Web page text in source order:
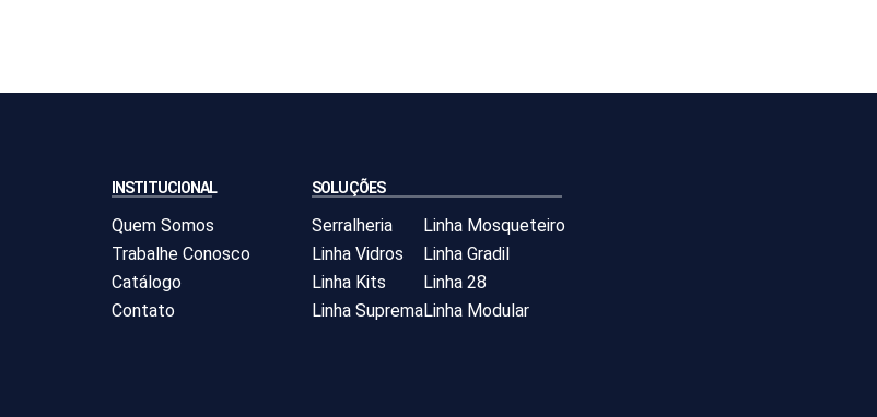
INSTITUCIONAL
Quem Somos
Trabalhe Conosco
Catálogo
Contato
SOLUÇÕES
Serralheria
Linha Vidros
Linha Kits
Linha Suprema
Linha Mosqueteiro
Linha Gradil
Linha 28
Linha Modular